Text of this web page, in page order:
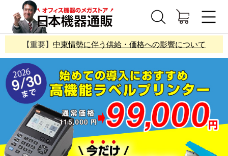
【重要】 中東情勢に伴う供給・価格への影響について